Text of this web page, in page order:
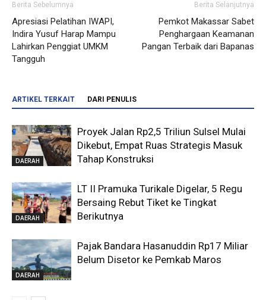
Berita Sebelumnya
Apresiasi Pelatihan IWAPI,
Indira Yusuf Harap Mampu
Lahirkan Penggiat UMKM
Tangguh
Berita Selanjutnya
Pemkot Makassar Sabet
Penghargaan Keamanan
Pangan Terbaik dari Bapanas
ARTIKEL TERKAIT DARI PENULIS
DAERAH
Proyek Jalan Rp2,5 Triliun Sulsel Mulai
Dikebut, Empat Ruas Strategis Masuk
Tahap Konstruksi
DAERAH
LT II Pramuka Turikale Digelar, 5 Regu
Bersaing Rebut Tiket ke Tingkat
Berikutnya
DAERAH
Pajak Bandara Hasanuddin Rp17 Miliar
Belum Disetor ke Pemkab Maros